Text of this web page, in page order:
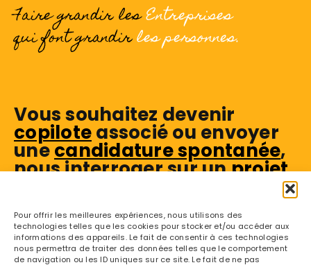
Pour offrir les meilleures expériences, nous utilisons des
technologies telles que les cookies pour stocker et/ou accéder aux
informations des appareils. Le fait de consentir à ces technologies
nous permettra de traiter des données telles que le comportement
de navigation ou les ID uniques sur ce site. Le fait de ne pas
Faire grandir lesEntreprises
qui font grandirles personnes.
Vous souhaitez devenir
copiloteassocié ou envoyer
unecandidature spontanée,
nous interroger sur unprojet,
Facile.